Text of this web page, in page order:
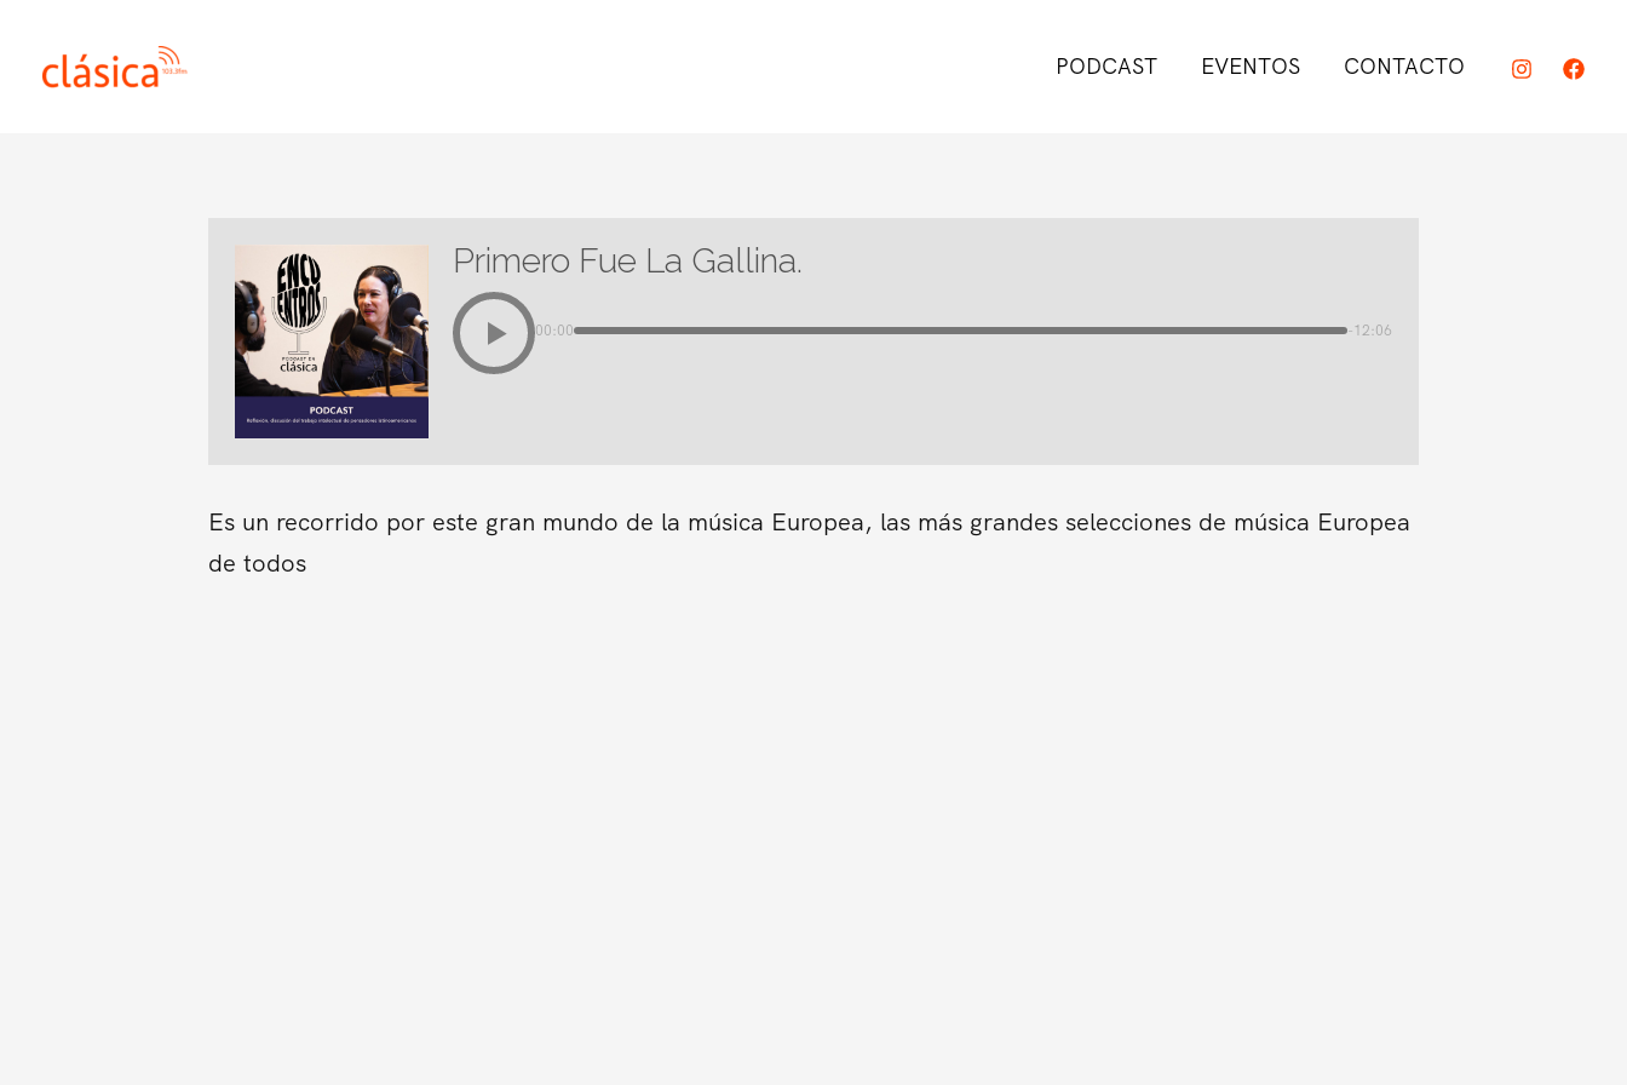
contenido
PODCAST EVENTOS CONTACTO
Primero Fue La Gallina.
00:00 -12:06
Es un recorrido por este gran mundo de la música Europea, las más grandes selecciones de música Europea
de todos